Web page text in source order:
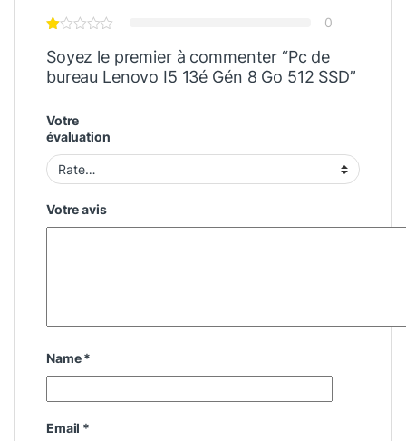
0
Soyez le premier à commenter “Pc de
bureau Lenovo I5 13é Gén 8 Go 512 SSD”
Votre
évaluation
Votre avis
Name*
Email *